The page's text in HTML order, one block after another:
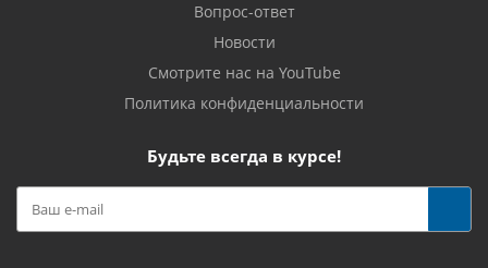
Вопрос-ответ
Новости
Смотрите нас на YouTube
Политика конфиденциальности
Будьте всегда в курсе!